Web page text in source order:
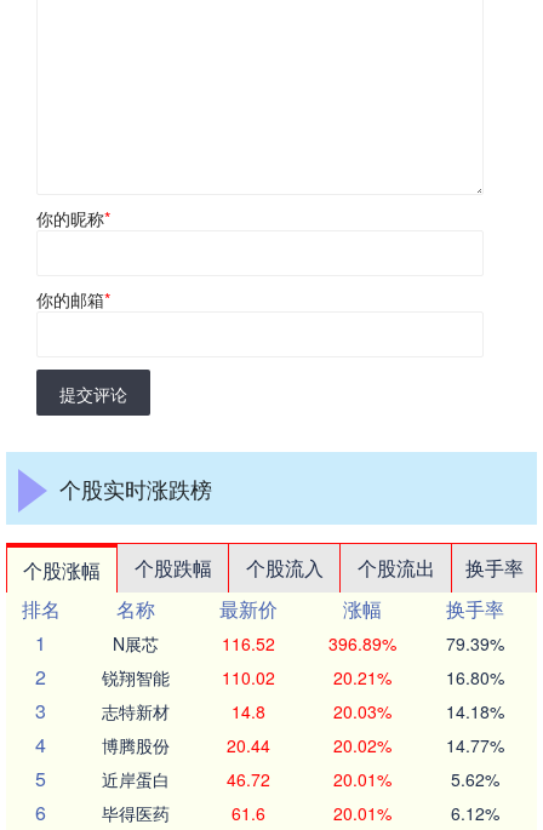
你的昵称*
你的邮箱*
提交评论
个股实时涨跌榜
个股涨幅 个股跌幅 个股流入 个股流出
换手率
排名
名称 最新价 涨幅
换手率
1
N展芯 116.52 396.89% 79.39%
2 锐翔智能 110.02 20.21% 16.80%
3 志特新材 14.8 20.03% 14.18%
4 博腾股份 20.44 20.02% 14.77%
5 近岸蛋白 46.72 20.01% 5.62%
6 毕得医药 61.6 20.01% 6.12%